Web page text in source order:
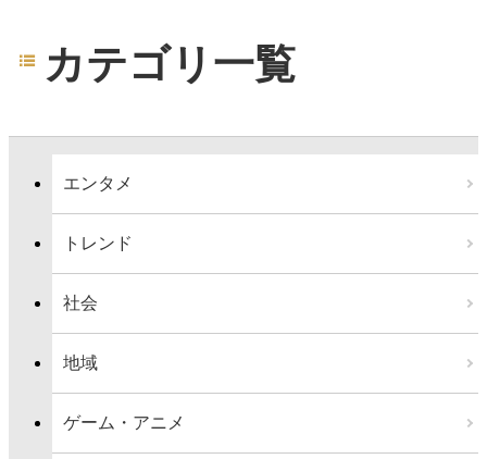
カテゴリ一覧
エンタメ
トレンド
社会
地域
ゲーム・アニメ